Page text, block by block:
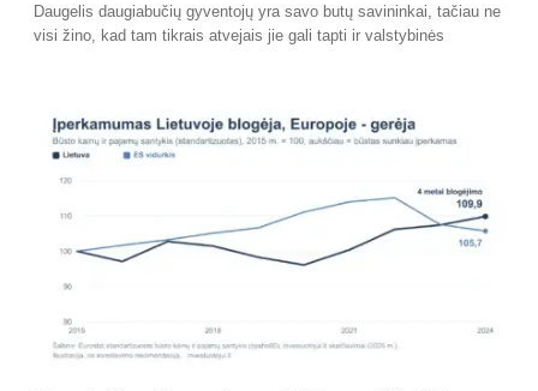
Daugelis daugiabučių gyventojų yra savo butų savininkai, tačiau ne
visi žino, kad tam tikrais atvejais jie gali tapti ir valstybinės